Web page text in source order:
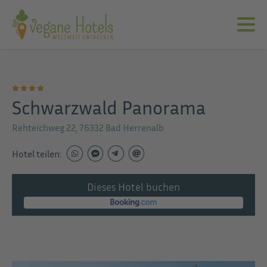
Schwarzwald Panorama
Rehteichweg 22, 76332 Bad Herrenalb
Hotel teilen:
Dieses Hotel buchen